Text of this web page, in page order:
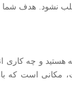
نشود. هدف شما
و چه کاری
است که